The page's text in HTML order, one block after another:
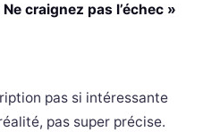
craignez pas l’échec »
pas si intéressante
pas super précise.